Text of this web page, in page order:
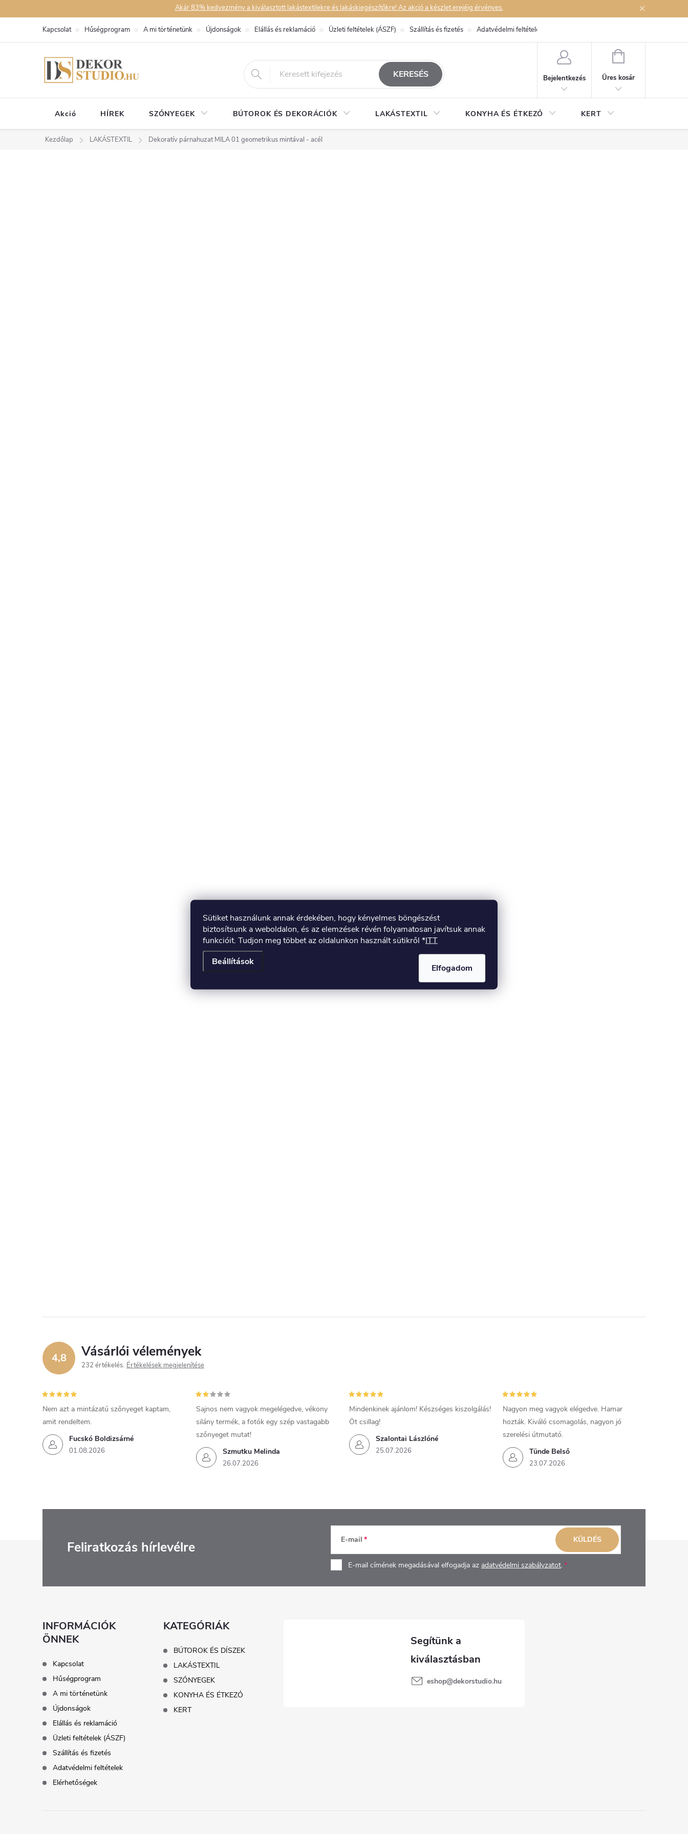
Sütiket használunk annak érdekében, hogy kényelmes böngészést
biztosítsunk a weboldalon, és az elemzések révén folyamatosan javítsuk annak
funkcióit. Tudjon meg többet az oldalunkon használt sütikről *ITT
Beállítások
Elfogadom
a
Akár 83% kedvezmény a kiválasztott lakástextilekre és lakáskiegészítőkre! Az akció a készlet erejéig érvényes.
eshop@dekorstudio.hu
Kapcsolat Hűségprogram A mi történetünk Újdonságok Elállás és reklamáció Üzleti feltételek (ÁSZF) Szállítás és fizetés Adatvédelmi feltételek
KERESÉS Bejelentkezés
KOSÁR
Üres kosár
Akció HÍREK SZŐNYEGEK BÚTOROK ÉS DEKORÁCIÓK LAKÁSTEXTIL KONYHA ÉS ÉTKEZŐ KERT
Kezdőlap LAKÁSTEXTIL Dekoratív párnahuzat MILA 01 geometrikus mintával - acél
4,8 Vásárlói vélemények
232 értékelés Értékelések megjelenítése
Fucskó Boldizsárné
01.08.2026
Nem azt a mintázatú szőnyeget kaptam,
amit rendeltem.
Szmutku Melinda
26.07.2026
Sajnos nem vagyok megelégedve, vékony
silány termék, a fotók egy szép vastagabb
szőnyeget mutat!
Szalontai Lászlóné
25.07.2026
Mindenkinek ajánlom! Készséges kiszolgálás!
Öt csillag!
Tünde Belső
23.07.2026
Nagyon meg vagyok elégedve. Hamar
hozták. Kiváló csomagolás, nagyon jó
szerelési útmutató.
Feliratkozás hírlevélre E-mail
E-mail címének megadásával elfogadja az adatvédelmi szabályzatot.
KÜLDÉS
INFORMÁCIÓK
ÖNNEK
Kapcsolat
Hűségprogram
A mi történetünk
Újdonságok
Elállás és reklamáció
Üzleti feltételek (ÁSZF)
Szállítás és fizetés
Adatvédelmi feltételek
Elérhetőségek
KATEGÓRIÁK
BÚTOROK ÉS DÍSZEK
LAKÁSTEXTIL
SZŐNYEGEK
KONYHA ÉS ÉTKEZŐ
KERT
eshop@dekorstudio.hu